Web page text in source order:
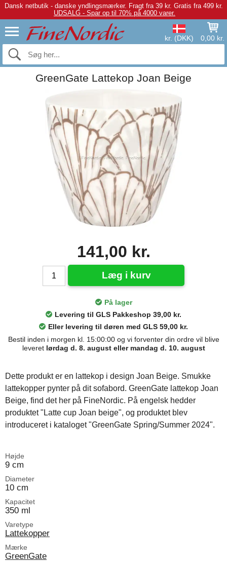
Dansk netbutik - danske yndlingsmærker. Fragt fra 39 kr. Gratis fra 499 kr.
UDSALG - Spar op til 70% på 4000 varer.
kr. (DKK) 0,00 kr.
GreenGate Lattekop Joan Beige
141,00 kr.
Læg i kurv
På lager
Levering til GLS Pakkeshop 39,00 kr.
Eller levering til døren med GLS 59,00 kr.
Bestil inden i morgen kl. 15:00:00 og vi forventer din ordre vil blive
leveret lørdag d. 8. august eller mandag d. 10. august
Dette produkt er en lattekop i design Joan Beige. Smukke
lattekopper pynter på dit sofabord. GreenGate lattekop Joan
Beige, find det her på FineNordic. På engelsk hedder
produktet "Latte cup Joan beige", og produktet blev
introduceret i kataloget "GreenGate Spring/Summer 2024".
Højde
9 cm
Diameter
10 cm
Kapacitet
350 ml
Varetype
Lattekopper
Mærke
GreenGate